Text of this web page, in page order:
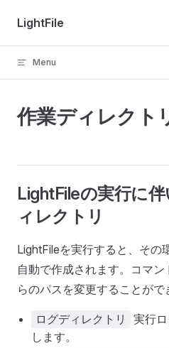
Skip to content
LightFile
Menu
作業ディレクト
LightFileの実行に
ィレクトリ
LightFileを実行すると、その
自動で作成されます。コマ
らのパスを変更することがで
ログディレクトリ
実行
します。